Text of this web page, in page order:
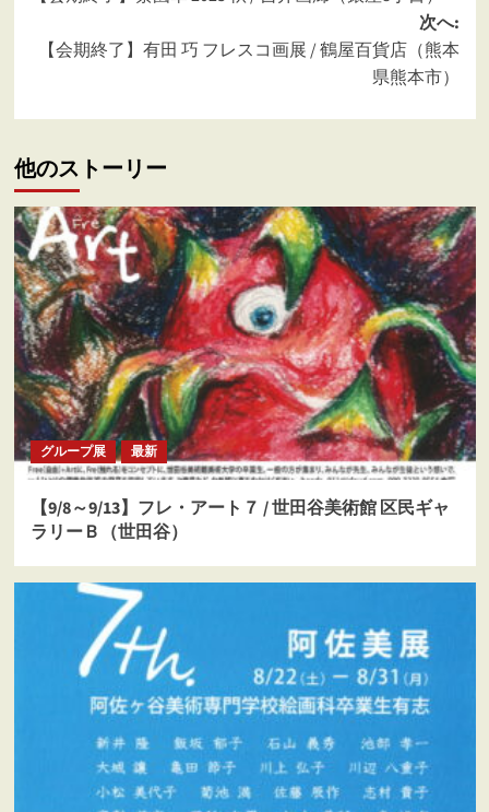
ナ
ゲ
ー
シ
ョ
ン
次へ:
【会期終了】有田 巧 フレスコ画展 / 鶴屋百貨店（熊本
県熊本市）
他のストーリー
グループ展 最新
【9/8～9/13】フレ・アート７ / 世田谷美術館 区民ギャ
ラリーＢ（世田谷）